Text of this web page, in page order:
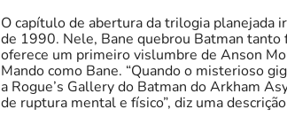
O capítulo de abertura da trilogia planejada
de 1990. Nele, Bane quebrou Batman
oferece um primeiro vislumbre de Anson
Mando como Bane. “Quando o misterioso
a Rogue’s Gallery do Batman do Arkham
de ruptura mental e físico”, diz uma